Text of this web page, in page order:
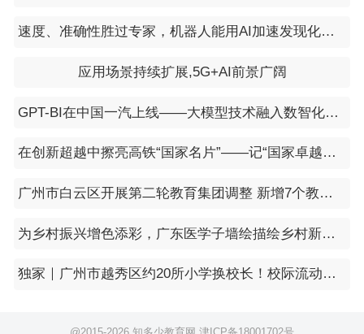
速度、准确性胜过专家，机器人能用AI加速发现化学分子
应用场景持续扩展,5G+AI前景广阔
GPT-BI在中国一汽上线——大模型技术融入数智化转型
在创新超越中擦亮高铁“国家名片”——记“国家卓越工程师”赵斗
广州市白云区开展第二轮教育集团调整 新增7个教育集团和13个教育联盟
为乡村振兴增色添彩，广东医学子墙绘描绘乡村新风貌
独家｜广州市越秀区约20所小学换校长！校际流动促区域教育均衡发展